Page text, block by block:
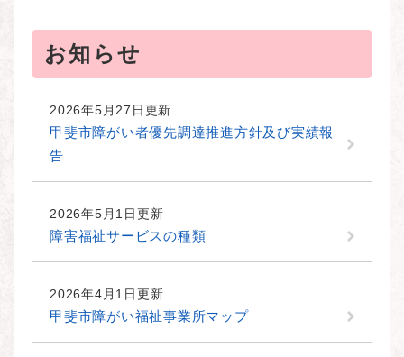
お知らせ
2026年5月27日更新
甲斐市障がい者優先調達推進方針及び実績報
告
2026年5月1日更新
障害福祉サービスの種類
2026年4月1日更新
甲斐市障がい福祉事業所マップ